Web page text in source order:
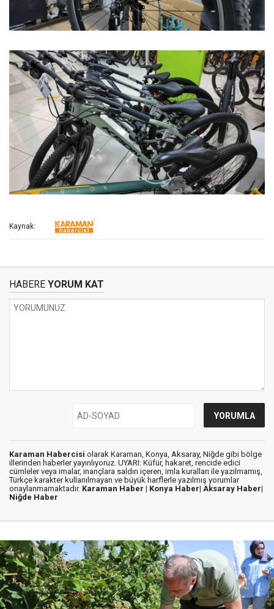
Kaynak:
HABERE YORUM KAT
Karaman Habercisi olarak Karaman, Konya, Aksaray, Niğde gibi bölge
illerinden haberler yayınlıyoruz. UYARI: Küfür, hakaret, rencide edici
cümleler veya imalar, inançlara saldırı içeren, imla kuralları ile yazılmamış,
Türkçe karakter kullanılmayan ve büyük harflerle yazılmış yorumlar
onaylanmamaktadır. Karaman Haber | Konya Haber| Aksaray Haber|
Niğde Haber